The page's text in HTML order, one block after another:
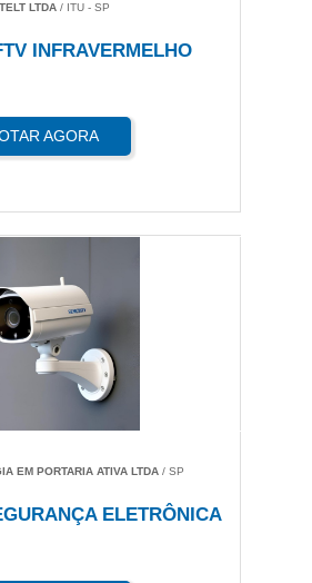
LTDA / ITU - SP
INFRAVERMELHO
AGORA
EM PORTARIA ATIVA LTDA / SP
ELETRÔNICA